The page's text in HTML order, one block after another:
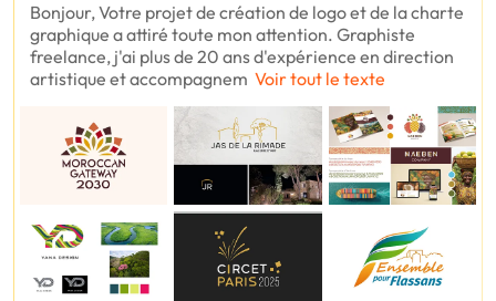
Bonjour, Votre projet de création de logo et de la charte
graphique a attiré toute mon attention. Graphiste
freelance, j'ai plus de 20 ans d'expérience en direction
artistique et accompagnem Voir tout le texte